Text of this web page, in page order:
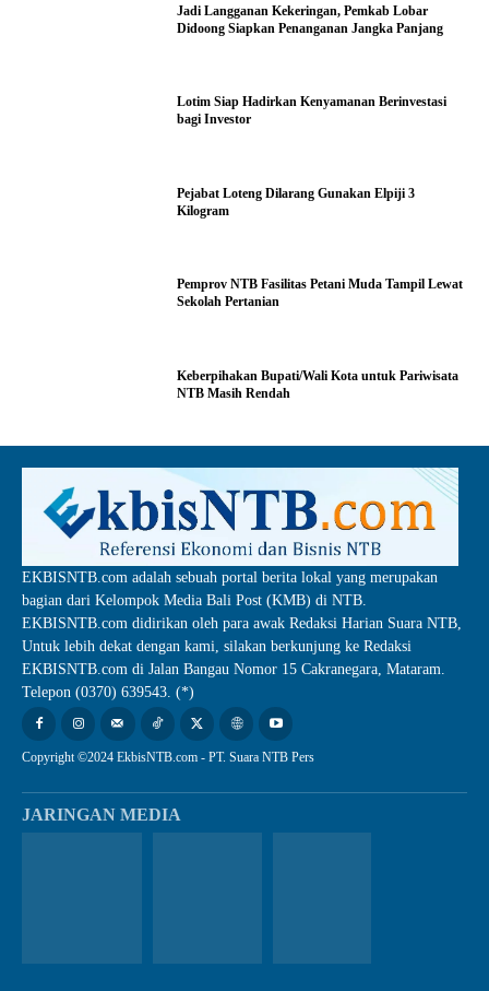
Jadi Langganan Kekeringan, Pemkab Lobar
Didoong Siapkan Penanganan Jangka Panjang
Lotim Siap Hadirkan Kenyamanan Berinvestasi
bagi Investor
Pejabat Loteng Dilarang Gunakan Elpiji 3
Kilogram
Pemprov NTB Fasilitas Petani Muda Tampil Lewat
Sekolah Pertanian
Keberpihakan Bupati/Wali Kota untuk Pariwisata
NTB Masih Rendah
EKBISNTB.com adalah sebuah portal berita lokal yang merupakan
bagian dari Kelompok Media Bali Post (KMB) di NTB.
EKBISNTB.com didirikan oleh para awak Redaksi Harian Suara NTB,
Untuk lebih dekat dengan kami, silakan berkunjung ke Redaksi
EKBISNTB.com di Jalan Bangau Nomor 15 Cakranegara, Mataram.
Telepon (0370) 639543. (*)
Copyright ©2024 EkbisNTB.com - PT. Suara NTB Pers
JARINGAN MEDIA